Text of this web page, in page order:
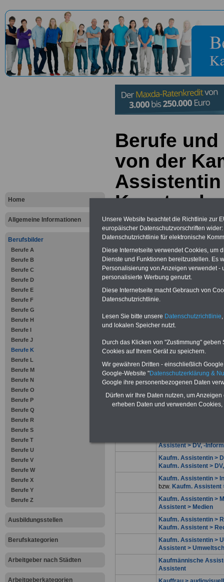
Home
Allgemeine Informationen
Berufsbilder
Berufe A
Berufe B
Berufe C
Berufe D
Berufe E
Berufe F
Berufe G
Berufe H
Berufe I
Berufe J
Berufe K
Berufe L
Berufe M
Berufe N
Berufe O
Berufe P
Berufe Q
Berufe R
Berufe S
Berufe T
Berufe U
Berufe V
Berufe W
Berufe X
Berufe Y
Berufe Z
Ausbildungsstellen
Berufskategorien
Arbeitgeber nach Städten
Arbeitgeberkategorien
Berufe
von der
...
Berufe und
Kamerafraubzw.
Kartographinbzw.
Kaufm. Assistentin >
Assistent >
(Gesundheitswesen)
Sekretariat
Assistent > DV, -
Kaufm. Assistentin >
Kaufm. Assistent >
Kaufm. Assistentin >
bzw. Kaufm. Assistent
Kaufm. Assistentin >
Assistent > Medien
Kaufm. Assistentin >
Kaufm. Assistent >
Kaufm. Assistentin >
Assistent >
Kaufmännische
Assistent
Unsere Website beachtet die Richtlinie zur
europäischer Datenschutzvorschriften
Datenschutzrichtlinie für elektronische
Diese Internetseite verwendet Cookies, um
Dienste und Funktionen bereitzustellen. Es
Personalisierung von Anzeigen verwendet
personalisierte Werbung genutzt.
Diese Internetseite macht Gebrauch von
Datenschutzrichtlinie.
Lesen Sie bitte unsere Datenschutzrichtlinie
und lokalen Speicher nutzt.
Durch das Klicken von "Zustimmung"
Cookies auf Ihrem Gerät zu speichern.
Wir gewähren Dritten - einschließlich
Google-Website "Datenschutzerklärung &
Google ihre personenbezogenen Daten
Dürfen wir Ihre Daten nutzen, um
erheben Daten und verwenden